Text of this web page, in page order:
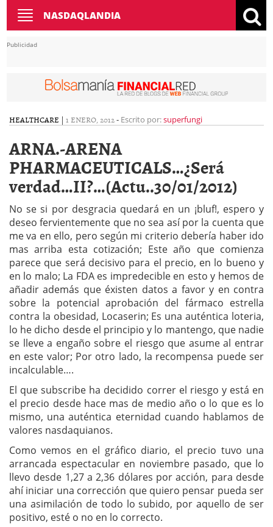
Toggle
navigation
NASDAQLANDIA
Publicidad
HEALTHCARE | 1 ENERO, 2012- Escrito por:superfungi
ARNA.-ARENA
PHARMACEUTICALS…¿Será
verdad…II?…(Actu..30/01/2012)
No se si por desgracia quedará en un ¡bluf!, espero y
deseo fervientemente que no sea así por la cuenta que
me va en ello, pero según mi criterio debería haber ido
mas arriba esta cotización; Este año que comienza
parece que será decisivo para el precio, en lo bueno y
en lo malo; La FDA es impredecible en esto y hemos de
añadir además que éxisten datos a favor y en contra
sobre la potencial aprobación del fármaco estrella
contra la obesidad, Locaserin; Es una auténtica loteria,
lo he dicho desde el principio y lo mantengo, que nadie
se lleve a engaño sobre el riesgo que asume al entrar
en este valor; Por otro lado, la recompensa puede ser
incalculable….
El que subscribe ha decidido correr el riesgo y está en
el precio desde hace mas de medio año o lo que es lo
mismo, una auténtica eternidad cuando hablamos de
valores nasdaquianos.
Como vemos en el gráfico diario, el precio tuvo una
arrancada espectacular en noviembre pasado, que lo
llevo desde 1,27 a 2,36 dólares por acción, para desde
ahí iniciar una corrección que quiero pensar pueda ser
una asimilación de todo lo subido, por aquello de ser
positivo, esté o no en lo correcto.